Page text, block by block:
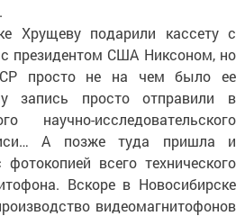
Хрущеву подарили кассету с
президентом США Никсоном, но
просто не на чем было ее
запись просто отправили в
научно-исследовательского
А позже туда пришла и
всего технического
Вскоре в Новосибирске
видеомагнитофонов